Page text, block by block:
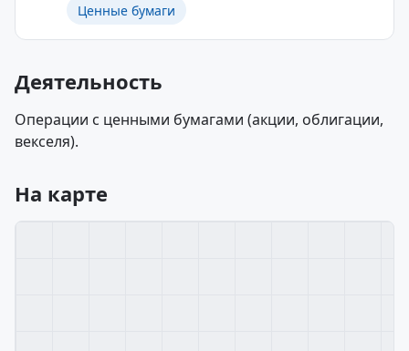
Ценные бумаги
Деятельность
Операции с ценными бумагами (акции, облигации,
векселя).
На карте